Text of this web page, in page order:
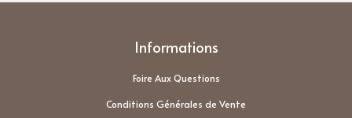
Informations
Foire Aux Questions
Conditions Générales de Vente